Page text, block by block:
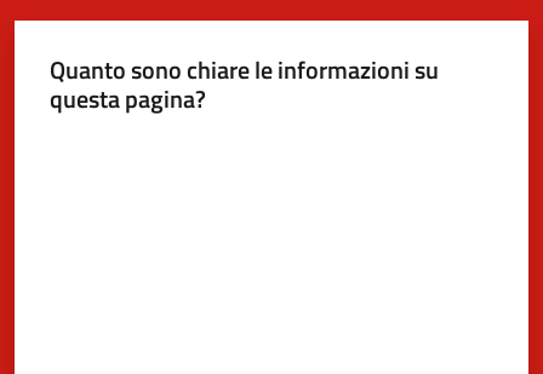
Tutti
argomenti
Quanto sono chiare le informazioni su
questa pagina?